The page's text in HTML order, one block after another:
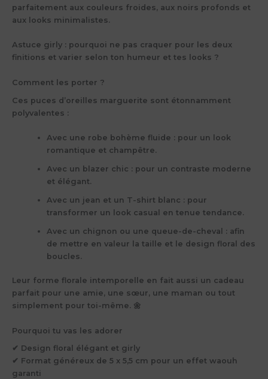
parfaitement aux couleurs froides, aux noirs profonds et
aux looks minimalistes.
Astuce girly : pourquoi ne pas craquer pour les deux
finitions et varier selon ton humeur et tes looks ?
Comment les porter ?
Ces puces d’oreilles marguerite sont étonnamment
polyvalentes :
Avec une robe bohème fluide : pour un look
romantique et champêtre.
Avec un blazer chic : pour un contraste moderne
et élégant.
Avec un jean et un T-shirt blanc : pour
transformer un look casual en tenue tendance.
Avec un chignon ou une queue-de-cheval
: afin
de mettre en valeur la taille et le design floral des
boucles.
Leur forme florale intemporelle en fait aussi un cadeau
parfait pour une amie, une sœur, une maman ou tout
simplement pour toi-même. 🌼
Pourquoi tu vas les adorer
✔ Design floral élégant et girly
✔ Format généreux de 5 x 5,5 cm pour un effet waouh
garanti